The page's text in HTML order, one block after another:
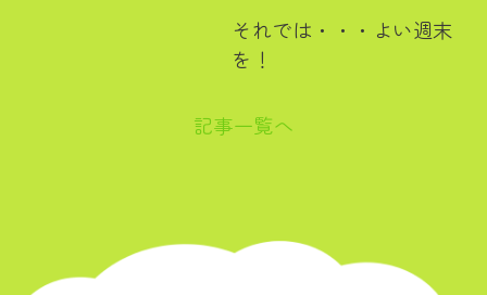
それでは・・・よい週末
を！
記事一覧へ